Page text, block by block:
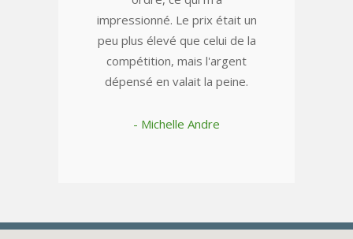
impressionné. Le prix était un
peu plus élevé que celui de la
compétition, mais l'argent
dépensé en valait la peine.
- Michelle Andre